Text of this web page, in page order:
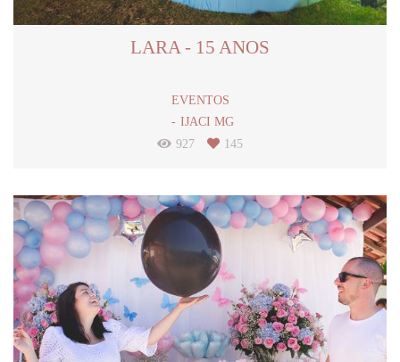
LARA - 15 ANOS
EVENTOS
IJACI MG
927
145